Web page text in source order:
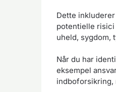
Dette
potentielle risici
uheld, sygdom,
Når du har
eksempel